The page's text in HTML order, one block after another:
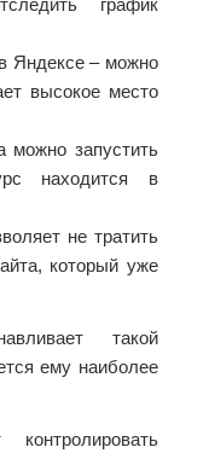
график
Яндексе – можно
высокое место
можно запустить
находится в
не тратить
который уже
такой
ему наиболее